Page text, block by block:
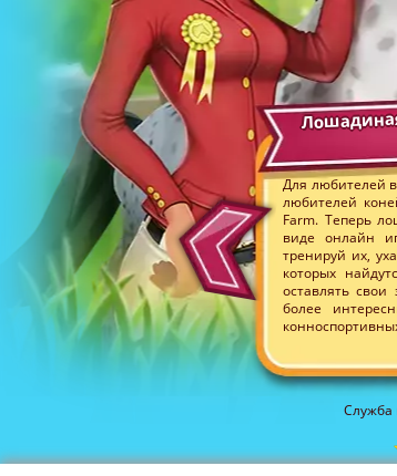
Служба
Для любителей
любителей
Farm. Теперь
виде онлайн
тренируй их,
которых
оставлять
более